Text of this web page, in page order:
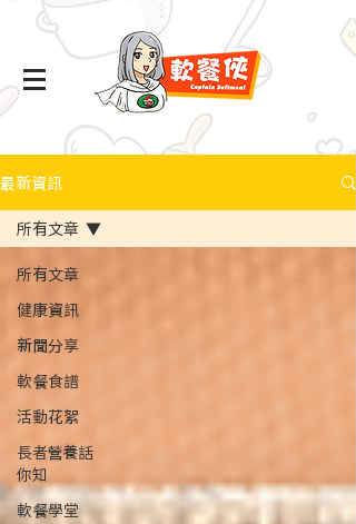
最新資訊
所有文章
健康資訊
新聞分享
軟餐食譜
活動花絮
長者營養話
你知
軟餐學堂
所有文章